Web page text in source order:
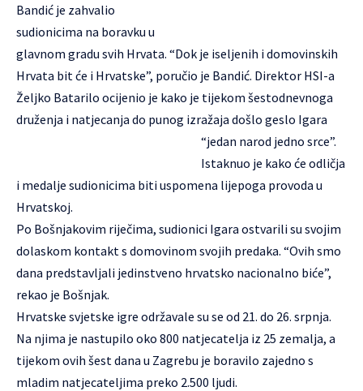
Bandić je zahvalio
sudionicima na boravku u
glavnom gradu svih Hrvata. “Dok je iseljenih i domovinskih
Hrvata bit će i Hrvatske”, poručio je Bandić. Direktor HSI-a
Željko Batarilo ocijenio je kako je tijekom šestodnevnoga
druženja i natjecanja do punog izražaja došlo geslo Igara
“jedan narod jedno srce”.
Istaknuo je kako će odličja
i medalje sudionicima biti uspomena lijepoga provoda u
Hrvatskoj.
Po Bošnjakovim riječima, sudionici Igara ostvarili su svojim
dolaskom kontakt s domovinom svojih predaka. “Ovih smo
dana predstavljali jedinstveno hrvatsko nacionalno biće”,
rekao je Bošnjak.
Hrvatske svjetske igre održavale su se od 21. do 26. srpnja.
Na njima je nastupilo oko 800 natjecatelja iz 25 zemalja, a
tijekom ovih šest dana u Zagrebu je boravilo zajedno s
mladim natjecateljima preko 2.500 ljudi.